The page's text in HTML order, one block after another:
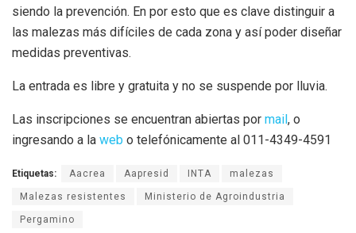
siendo la prevención. En por esto que es clave distinguir a
las malezas más difíciles de cada zona y así poder diseñar
medidas preventivas.
La entrada es libre y gratuita y no se suspende por lluvia.
Las inscripciones se encuentran abiertas por mail, o
ingresando a la web o telefónicamente al 011-4349-4591
Etiquetas: Aacrea Aapresid INTA malezas
Malezas resistentes Ministerio de Agroindustria
Pergamino